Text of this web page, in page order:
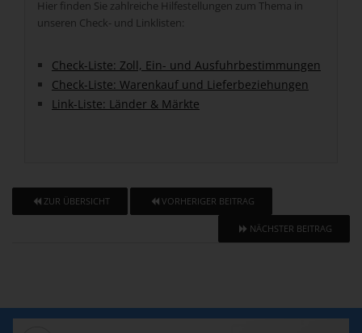
Hier finden Sie zahlreiche Hilfestellungen zum Thema in
unseren Check- und Linklisten:
Check-Liste: Zoll, Ein- und Ausfuhrbestimmungen
Check-Liste: Warenkauf und Lieferbeziehungen
Link-Liste: Länder & Märkte
ZUR ÜBERSICHT VORHERIGER BEITRAG
NÄCHSTER BEITRAG